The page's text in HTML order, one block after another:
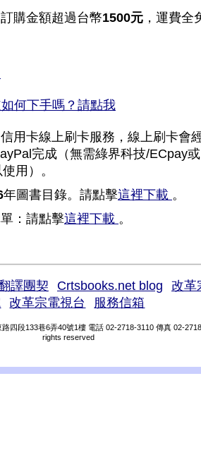
購金額超過台幣1500元 ，運費全
何下手嗎？請點我
用卡線上刷卡服務，線上刷卡會
完成（無需綠界科技/ECpay或
用）。
年圖書目錄。請點擊這裡下載 。
：請點擊這裡下載 。
譯團契 Crtsbooks.net blog
改革
改革宗電視台 服務信箱
四段133巷6弄40號1樓 電話 02-2718-3110 傳真 02-
rights reserved